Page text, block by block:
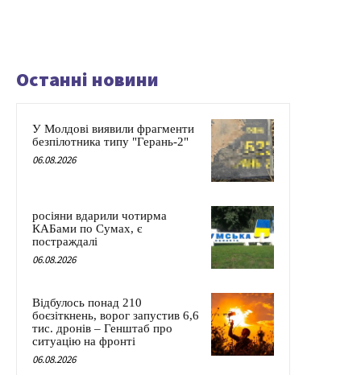
Останні новини
У Молдові виявили фрагменти
безпілотника типу "Герань-2"
06.08.2026
росіяни вдарили чотирма
КАБами по Сумах, є
постраждалі
06.08.2026
Відбулось понад 210
боєзіткнень, ворог запустив 6,6
тис. дронів – Генштаб про
ситуацію на фронті
06.08.2026